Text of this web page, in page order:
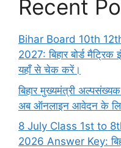
Recent
Bihar Board 10th
2027: बिहार बोर्ड
यहाँ से चेक करें।
बिहार मुख्यमंत्री अल्पसंख्यक
अब ऑनलाइन आवेदन के
8 July Class 1st to
2026 Answer Key: